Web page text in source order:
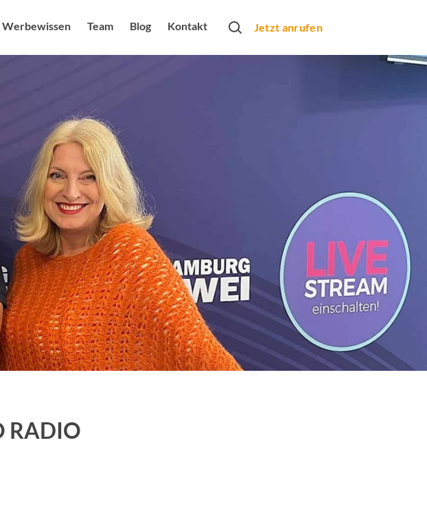
Werbewissen
FAQs
Team
Karriere & Jobs
Blog
Audiowerbung
Sonderwerbeformen
Spot des Monats
Digital Marketing
Online Audio
Events & Promotion
Personalmarketing
Hamburger Wirtschaftsnews
Kontakt Jetzt anrufen
RADIO